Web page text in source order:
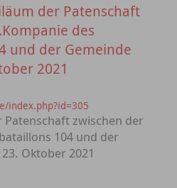
der Patenschaft
des
und der Gemeinde
2021
index.php?id=305
Patenschaft zwischen der
104 und der
Oktober 2021